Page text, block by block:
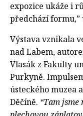
expozice ukáže i
předchází
Výstava vznikala
nad Labem,
Vlasák z Fakulty
Purkyně.
ústeckého muzea
Děčíně. “Tam